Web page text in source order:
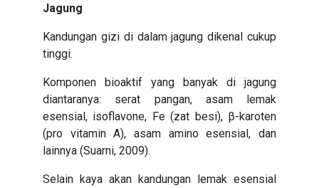
Jagung
Kandungan gizi di dalam jagung dikenal cukup
tinggi.
Komponen bioaktif yang banyak di jagung
diantaranya: serat pangan, asam lemak
esensial, isoflavone, Fe (zat besi), β-karoten
(pro vitamin A), asam amino esensial, dan
lainnya (Suarni, 2009).
Selain kaya akan kandungan lemak esensial